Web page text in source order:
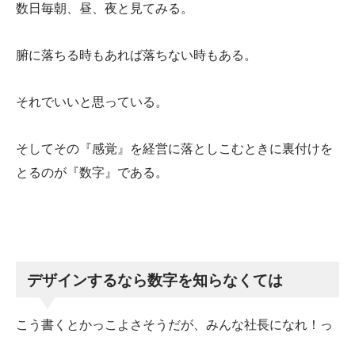
数日毎朝、昼、夜と見てみる。
腑に落ちる時もあれば落ちない時もある。
それでいいと思っている。
そしてその『感覚』を経営に落としこむときに裏付けを
とるのが『数字』である。
デザインするなら数字を知らなくては
こう書くとかっこよさそうだが、みんな社長になれ！っ